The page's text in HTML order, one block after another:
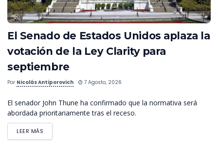
El Senado de Estados Unidos aplaza la
votación de la Ley Clarity para
septiembre
Por Nicolás Antiporovich 7 Agosto, 2026
El senador John Thune ha confirmado que la normativa será
abordada prioritariamente tras el receso.
LEER MÁS